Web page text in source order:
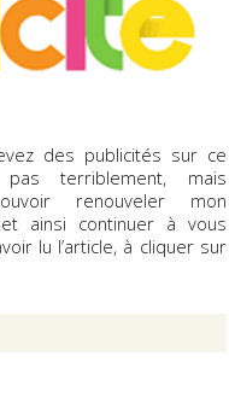
des publicités sur ce
terriblement, mais
renouveler mon
ainsi continuer à vous
lu l’article, à cliquer sur